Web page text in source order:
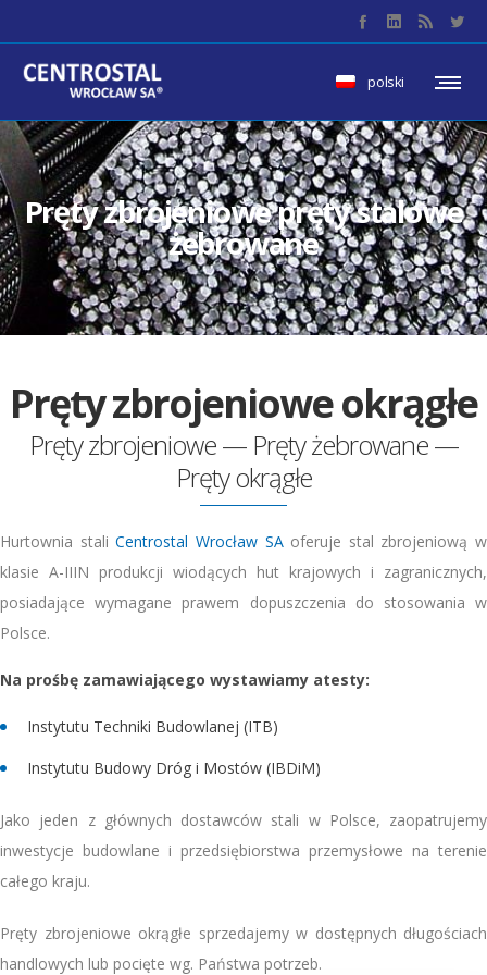
polski
Pręty zbrojeniowe pręty stalowe
żebrowane
Pręty zbrojeniowe okrągłe
Pręty zbrojeniowe — Pręty żebrowane —
Pręty okrągłe
Hurtownia staliCentrostal Wrocław SAoferuje stal zbrojeniową w
klasie A-IIIN produkcji wiodących hut krajowych i zagranicznych,
posiadające wymagane prawem dopuszczenia do stosowania w
Polsce.
Na prośbę zamawiającego wystawiamy atesty:
Instytutu Techniki Budowlanej (ITB)
Instytutu Budowy Dróg i Mostów (IBDiM)
Jako jeden z głównych dostawców stali w Polsce, zaopatrujemy
inwestycje budowlane i przedsiębiorstwa przemysłowe na terenie
całego kraju.
Pręty zbrojeniowe okrągłe sprzedajemy w dostępnych długościach
handlowych lub pocięte wg. Państwa potrzeb.